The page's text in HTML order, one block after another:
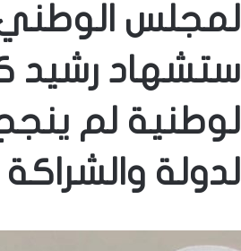
المجلس
استشهاد رشيد
الوطنية لم
الدولة